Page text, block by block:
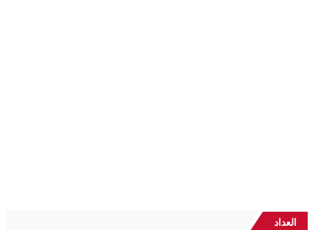
العداد